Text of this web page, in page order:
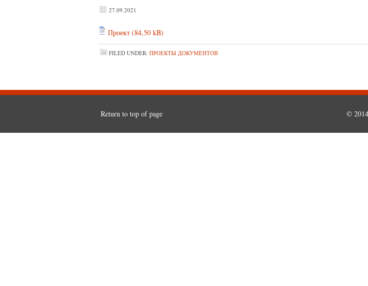
27.09.2021
Проект
FILED UNDER: ПРОЕКТЫ ДОКУМЕНТОВ
Return to top of page ©